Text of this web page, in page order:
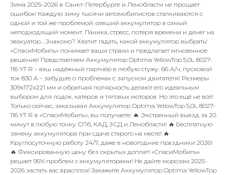
Зима 2025-2026 в Санкт-Петербурге и Ленобласти не прощает
ошибок! Каждую зиму тысячи автомобилистов сталкиваются с
одной и той же проблемой: севший аккумулятор в самый
неподходящий момент. Паника, стресс, потеря времени и денег на
эвакуатор… Знакомо? Хватит гадать, какой аккумулятор выбрать!
«СпасиМобиль» понимает ваши страхи и предлагает мгновенное
решение! Представляем Аккумулятор Optima YellowTop 5,0L 8027-
116 YT R – ваш надёжный партнёр в любую стужу. 66 А/ч, пусковой
ток 830 А – забудьте о проблемах с запуском двигателя! Размеры
309x172x221 мм и обратная полярность делают его идеальным
выбором для лодок, катеров и тяговых моторов. Но это ещё не всё!
Только сейчас, заказывая Аккумулятор Optima YellowTop 5,0L 8027-
116 YT R в «СпасиМобиль», вы получаете: 🔥 Экстренный выезд за 20
минут в любую точку СПб, КАД, ЗСД и Ленобласти! 🔥 Бесплатную
замену аккумулятора при сдаче старого на месте! 🔥
Круглосуточную работу 24/7, даже в новогодние праздники 2026!
🔥 Фиксированную цену без скрытых доплат! «СпасиМобиль»
решает 95% проблем с аккумуляторами! Не дайте морозам 2025-
2026 застать вас врасплох! Закажите Аккумулятор Optima YellowTop